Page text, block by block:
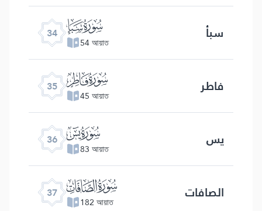
34 ﮮ
54 আয়াত سبأ
35 ﮯ
45 আয়াত فاطر
36 ﮰ
83 আয়াত یس
37 ﮱ
182 আয়াত الصافات